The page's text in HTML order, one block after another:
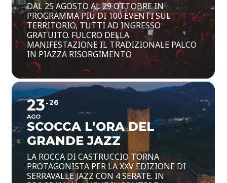
DAL 25 AGOSTO AL 29 OTTOBRE IN
PROGRAMMA PIÙ DI 100 EVENTI SUL
TERRITORIO, TUTTI AD INGRESSO
GRATUITO. FULCRO DELLA
MANIFESTAZIONE IL TRADIZIONALE PALCO
IN PIAZZA RISORGIMENTO
23
AGO
26
SCOCCA L’ORA DEL
GRANDE JAZZ
LA ROCCA DI CASTRUCCIO TORNA
PROTAGONISTA PER LA XXV EDIZIONE DI
SERRAVALLE JAZZ CON 4 SERATE. IN